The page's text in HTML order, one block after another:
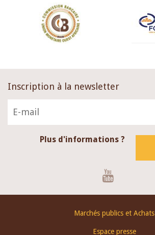
Inscription à la newsletter
Plus d'informations ?
Marchés publics et Achats
Espace presse